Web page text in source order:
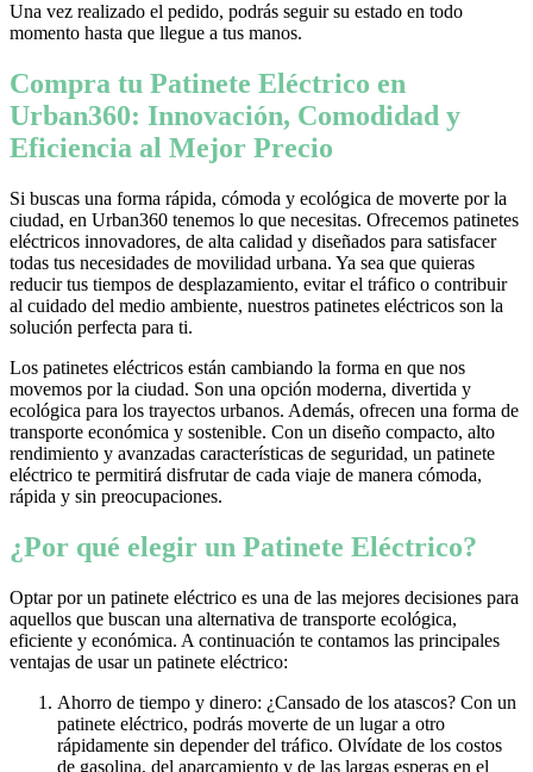
Una vez realizado el pedido, podrás seguir su estado en todo
momento hasta que llegue a tus manos.
Compra tu Patinete Eléctrico en
Urban360: Innovación, Comodidad y
Eficiencia al Mejor Precio
Si buscas una forma rápida, cómoda y ecológica de moverte por la
ciudad, en Urban360 tenemos lo que necesitas. Ofrecemos patinetes
eléctricos innovadores, de alta calidad y diseñados para satisfacer
todas tus necesidades de movilidad urbana. Ya sea que quieras
reducir tus tiempos de desplazamiento, evitar el tráfico o contribuir
al cuidado del medio ambiente, nuestros patinetes eléctricos son la
solución perfecta para ti.
Los patinetes eléctricos están cambiando la forma en que nos
movemos por la ciudad. Son una opción moderna, divertida y
ecológica para los trayectos urbanos. Además, ofrecen una forma de
transporte económica y sostenible. Con un diseño compacto, alto
rendimiento y avanzadas características de seguridad, un patinete
eléctrico te permitirá disfrutar de cada viaje de manera cómoda,
rápida y sin preocupaciones.
¿Por qué elegir un Patinete Eléctrico?
Optar por un patinete eléctrico es una de las mejores decisiones para
aquellos que buscan una alternativa de transporte ecológica,
eficiente y económica. A continuación te contamos las principales
ventajas de usar un patinete eléctrico:
Ahorro de tiempo y dinero: ¿Cansado de los atascos? Con un
patinete eléctrico, podrás moverte de un lugar a otro
rápidamente sin depender del tráfico. Olvídate de los costos
de gasolina, del aparcamiento y de las largas esperas en el